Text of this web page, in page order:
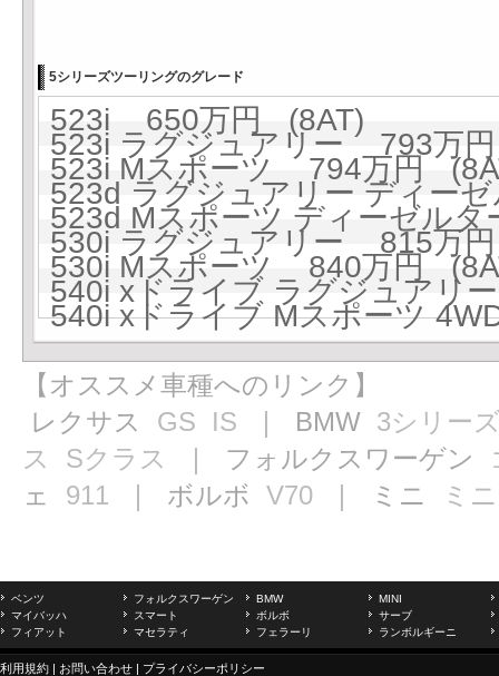
5シリーズツーリングのグレード
523i 650万円 (8AT)
523i ラグジュアリー 793万
523i Mスポーツ 794万円
523d ラグジュアリー ディー
523d Mスポーツ ディーゼル
530i ラグジュアリー 815万
530i Mスポーツ 840万円
540i xドライブ ラグジュア
540i xドライブ Mスポーツ
【オススメ車種へのリンク】
レクサス GS IS ｜ BMW 3シリー
ス
Sクラス ｜ フォルクスワーゲン
ェ 911 ｜ ボルボ V70 ｜ ミニ ミニ
ベンツ フォルクスワーゲン BMW
MINI
マイバッハ
スマート ボルボ
サーブ
フィアット
マセラティ フェラーリ ランボルギーニ
利用規約 | お問い合わせ | プライバシーポリシー